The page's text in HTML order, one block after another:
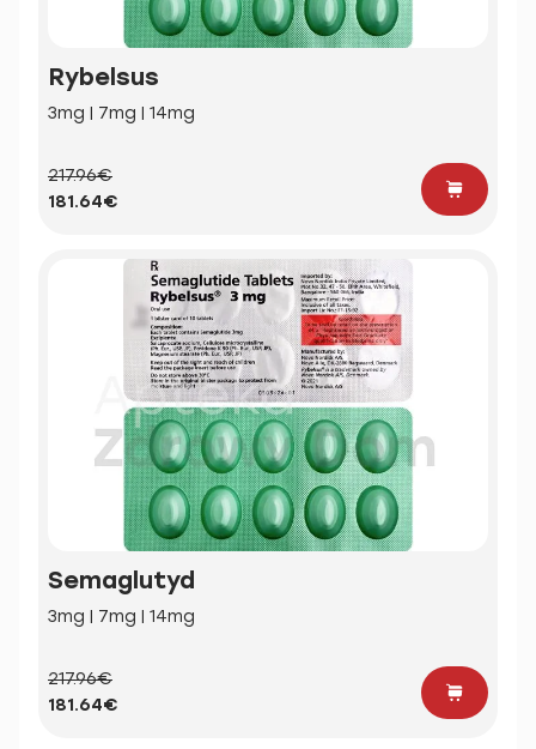
Rybelsus
3mg | 7mg | 14mg
217.96€
181.64€
Semaglutyd
3mg | 7mg | 14mg
217.96€
181.64€